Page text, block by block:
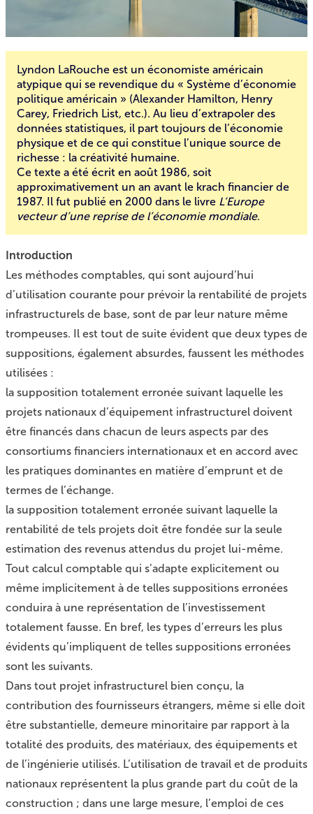
Lyndon LaRouche est un économiste américain
atypique qui se revendique du « Système d’économie
politique américain » (Alexander Hamilton, Henry
Carey, Friedrich List, etc.). Au lieu d’extrapoler des
données statistiques, il part toujours de l’économie
physique et de ce qui constitue l’unique source de
richesse : la créativité humaine.
Ce texte a été écrit en août 1986, soit
approximativement un an avant le krach financier de
1987. Il fut publié en 2000 dans le livre L’Europe
vecteur d’une reprise de l’économie mondiale.
Introduction
Les méthodes comptables, qui sont aujourd’hui
d’utilisation courante pour prévoir la rentabilité de projets
infrastructurels de base, sont de par leur nature même
trompeuses. Il est tout de suite évident que deux types de
suppositions, également absurdes, faussent les méthodes
utilisées :
la supposition totalement erronée suivant laquelle les
projets nationaux d’équipement infrastructurel doivent
être financés dans chacun de leurs aspects par des
consortiums financiers internationaux et en accord avec
les pratiques dominantes en matière d’emprunt et de
termes de l’échange.
la supposition totalement erronée suivant laquelle la
rentabilité de tels projets doit être fondée sur la seule
estimation des revenus attendus du projet lui-même.
Tout calcul comptable qui s’adapte explicitement ou
même implicitement à de telles suppositions erronées
conduira à une représentation de l’investissement
totalement fausse. En bref, les types d’erreurs les plus
évidents qu’impliquent de telles suppositions erronées
sont les suivants.
Dans tout projet infrastructurel bien conçu, la
contribution des fournisseurs étrangers, même si elle doit
être substantielle, demeure minoritaire par rapport à la
totalité des produits, des matériaux, des équipements et
de l’ingénierie utilisés. L’utilisation de travail et de produits
nationaux représentent la plus grande part du coût de la
construction ; dans une large mesure, l’emploi de ces